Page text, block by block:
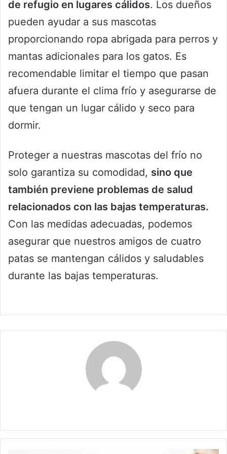
de refugio en lugares cálidos. Los dueños
pueden ayudar a sus mascotas
proporcionando ropa abrigada para perros y
mantas adicionales para los gatos. Es
recomendable limitar el tiempo que pasan
afuera durante el clima frío y asegurarse de
que tengan un lugar cálido y seco para
dormir.
Proteger a nuestras mascotas del frío no
solo garantiza su comodidad, sino que
también previene problemas de salud
relacionados con las bajas temperaturas.
Con las medidas adecuadas, podemos
asegurar que nuestros amigos de cuatro
patas se mantengan cálidos y saludables
durante las bajas temperaturas.